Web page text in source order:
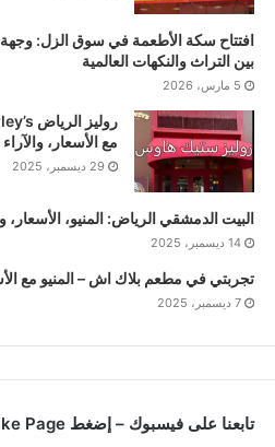
افتتاح سكة الأطعمة في سوق الزل:
بين التراث والنكهات العالمية
5 مارس، 2026
مع الأسعار، والآراء
29 ديسمبر، 2025
البيت الدمشقي الرياض: المنيو، الأسعار،
14 ديسمبر، 2025
تجربتي في مطعم بلاك اش – المنيو مع
7 ديسمبر، 2025
تابعنا على فيسبوك – إضغط Like Page